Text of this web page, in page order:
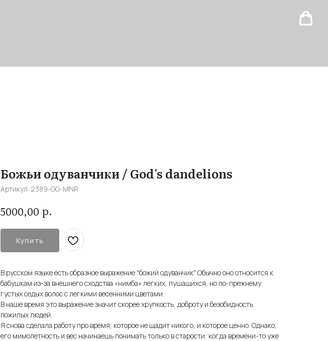
Божьи одуванчики / God's dandelions
Артикул: 2389-GG-MNR
5000,00 р.
Купить
В русском языке есть образное выражение "божий одуванчик". Обычно оно относится к
бабушкам из-за внешнего сходства «нимба» легких, пушащихся, но по-прежнему
густых седых волос с легкими весенними цветами.
В наше время это выражение значит скорее хрупкость, доброту и безобидность
пожилых людей.
Я снова сделала работу про время, которое не щадит никого, и которое ценно. Однако,
его мимолетность и вес начинаешь понимать только в старости, когда времени-то уже